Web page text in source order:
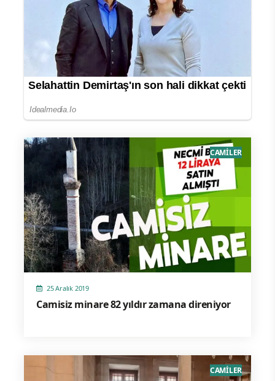
25 Aralık 2019
Camisiz minare 82 yıldır zamana direniyor
CAMİLER
CAMİLER